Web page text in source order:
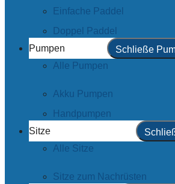
Einfache Paddel
Doppel Paddel
Pumpen
Schließe
Alle Pumpen
Akku Pumpen
Handpumpen
Sitze
Alle Sitze
Sitze zum Nachrüsten